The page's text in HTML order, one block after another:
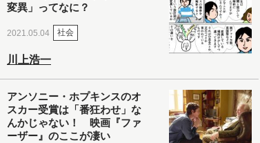
変異」ってなに？
2021.05.04 社会
川上浩一
アンソニー・ホプキンスのオ
スカー受賞は「番狂わせ」な
んかじゃない！ 映画『ファ
ーザー』のここが凄い